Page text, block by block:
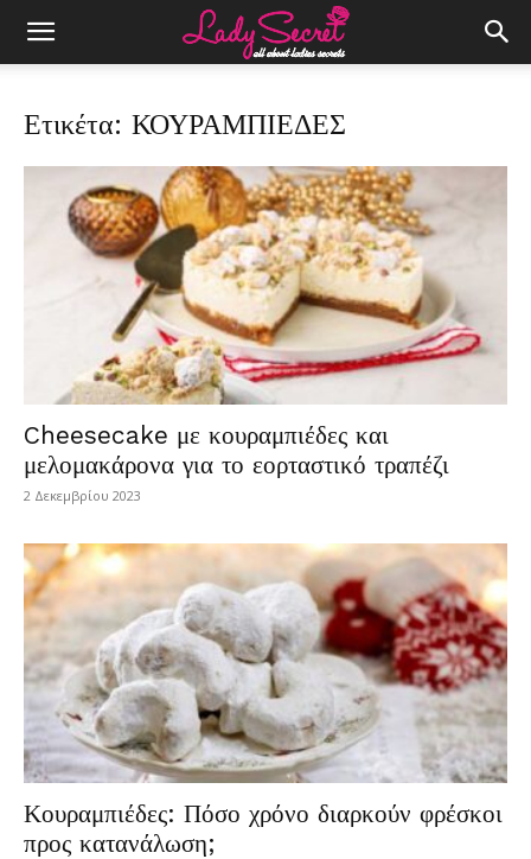
Ετικέτα: ΚΟΥΡΑΜΠΙΕΔΕΣ
Cheesecake με κουραμπιέδες και
μελομακάρονα για το εορταστικό τραπέζι
2 Δεκεμβρίου 2023
Κουραμπιέδες: Πόσο χρόνο διαρκούν φρέσκοι
προς κατανάλωση;